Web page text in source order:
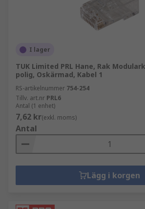
I lager
TUK Limited PRL Hane, Rak
polig, Oskärmad, Kabel 1
RS-artikelnummer 754-254
Tillv. art.nr PRL6
Antal (1 enhet)
7,62 kr(exkl. moms)
Antal
Lägg i korgen